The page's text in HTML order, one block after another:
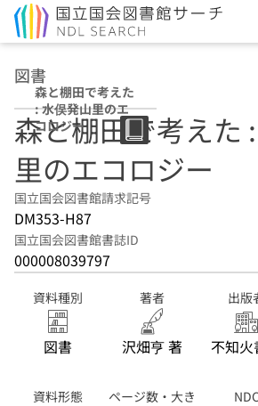
図書
森と棚田で考えた
: 水俣発山里のエ
コロジー
森と棚田で考えた
里のエコロジー
国立国会図書館請求記号
DM353-H87
国立国会図書館書誌ID
000008039797
資料種別
図書
著者
沢畑亨 著
出版
不知火
資料形態
ページ数・大き